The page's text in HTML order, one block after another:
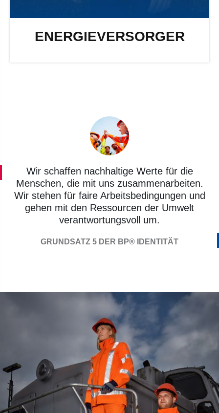
ENERGIEVERSORGER
Wir schaffen nachhaltige Werte für die
Menschen, die mit uns zusammenarbeiten.
Wir stehen für faire Arbeitsbedingungen und
gehen mit den Ressourcen der Umwelt
verantwortungsvoll um.
GRUNDSATZ 5 DER BP® IDENTITÄT